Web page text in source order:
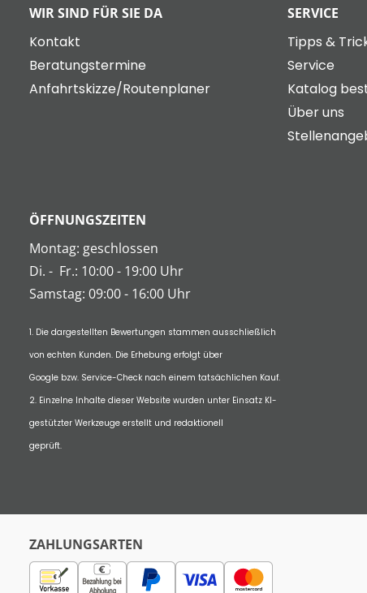
WIR SIND FÜR SIE DA
Kontakt
Beratungstermine
Anfahrtskizze/Routenplaner
SERVICE
Tipps &
Service
Katalog
Über uns
ÖFFNUNGSZEITEN
Montag: geschlossen
Di. - Fr.: 10:00 - 19:00 Uhr
Samstag: 09:00 - 16:00 Uhr
1. Die dargestellten Bewertungen stammen ausschließlich
von echten Kunden. Die Erhebung erfolgt über
Google bzw. Service-Check nach einem tatsächlichen Kauf.
2. Einzelne Inhalte dieser Website wurden unter Einsatz KI-
gestützter Werkzeuge erstellt und redaktionell
geprüft.
ZAHLUNGSARTEN